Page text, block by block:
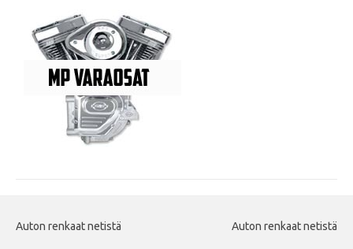
Auton renkaat netistä Auton renkaat netistä